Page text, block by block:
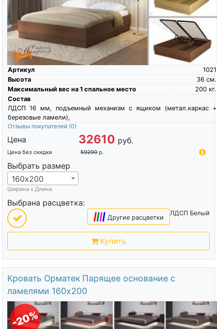
Артикул
1021
Высота
см.
36
Максимальный вес на 1 спальное место
кг.
200
Состав
ЛДСП 16 мм, подъемный механизм с ящиком (метал.каркас +
березовые ламели),
Отзывы покупателей (0)
Цена 32610 руб.
Цена без скидки 59290 р.
Выбрать размер
160х200
Ширина х Длина
Выбрана расцветка:
ЛДСП Белый
|||| Другие расцветки
Купить
Кровать Орматек Парящее основание с
ламелями 160х200
-20%